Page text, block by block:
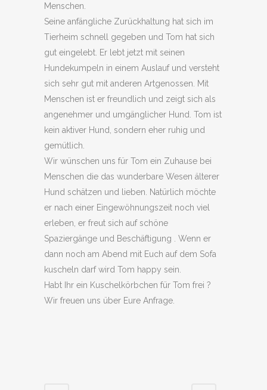
Menschen.
Seine anfängliche Zurückhaltung hat sich im
Tierheim schnell gegeben und Tom hat sich
gut eingelebt. Er lebt jetzt mit seinen
Hundekumpeln in einem Auslauf und versteht
sich sehr gut mit anderen Artgenossen. Mit
Menschen ist er freundlich und zeigt sich als
angenehmer und umgänglicher Hund. Tom ist
kein aktiver Hund, sondern eher ruhig und
gemütlich.
Wir wünschen uns für Tom ein Zuhause bei
Menschen die das wunderbare Wesen älterer
Hund schätzen und lieben. Natürlich möchte
er nach einer Eingewöhnungszeit noch viel
erleben, er freut sich auf schöne
Spaziergänge und Beschäftigung . Wenn er
dann noch am Abend mit Euch auf dem Sofa
kuscheln darf wird Tom happy sein.
Habt Ihr ein Kuschelkörbchen für Tom frei ?
Wir freuen uns über Eure Anfrage.